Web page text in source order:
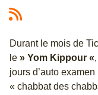
Durant le mois de
le » Yom Kippour «
jours d’auto
« chabbat des